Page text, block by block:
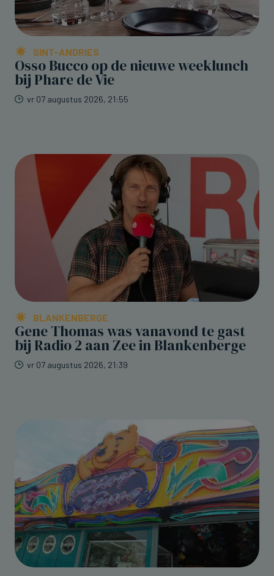
SINT-ANDRIES
Osso Bucco op de nieuwe weeklunch
bij Phare de Vie
vr 07 augustus 2026, 21:55
BLANKENBERGE
Gene Thomas was vanavond te gast
bij Radio 2 aan Zee in Blankenberge
vr 07 augustus 2026, 21:39